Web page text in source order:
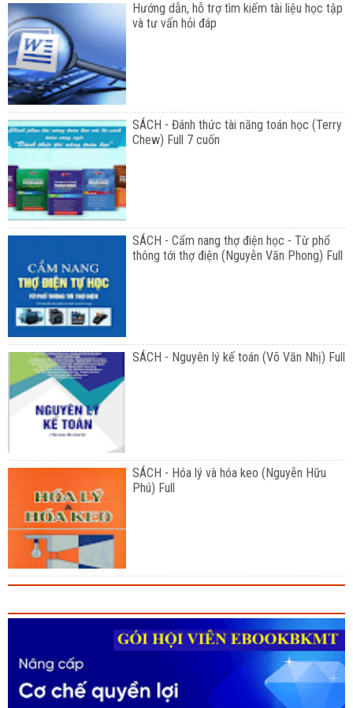
Hướng dẫn, hỗ trợ tìm kiếm tài liệu học tập
và tư vấn hỏi đáp
SÁCH - Đánh thức tài năng toán học (Terry
Chew) Full 7 cuốn
SÁCH - Cẩm nang thợ điện học - Từ phổ
thông tới thợ điện (Nguyễn Văn Phong) Full
SÁCH - Nguyên lý kế toán (Võ Văn Nhị) Full
SÁCH - Hóa lý và hóa keo (Nguyễn Hữu
Phú) Full